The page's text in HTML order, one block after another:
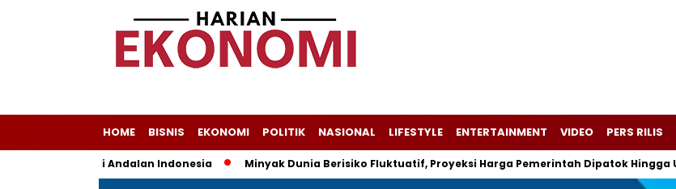
HOME BISNIS EKONOMI POLITIK NASIONAL LIFESTYLE ENTERTAINMENT VIDEO PERS RILIS
Jadi Andalan Indonesia Minyak Dunia Berisiko Fluktuatif, Proyeksi Harga Pemerintah Dipatok Hingga USD 94